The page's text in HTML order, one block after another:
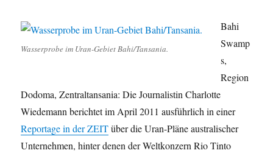
Wasserprobe im Uran-Gebiet Bahi/Tansania.
Bahi
Swamp
s,
Region
Dodoma, Zentraltansania: Die Journalistin Charlotte
Wiedemann berichtet im April 2011 ausführlich in einer
Reportage in der ZEITüber die Uran-Pläne australischer
Unternehmen, hinter denen der Weltkonzern Rio Tinto